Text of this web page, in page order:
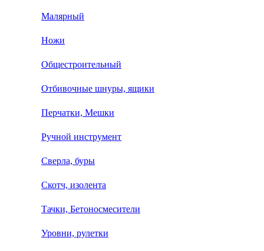
Малярный
Ножи
Общестроительный
Отбивочные шнуры, ящики
Перчатки, Мешки
Ручной инструмент
Сверла, буры
Скотч, изолента
Тачки, Бетоносмесители
Уровни, рулетки